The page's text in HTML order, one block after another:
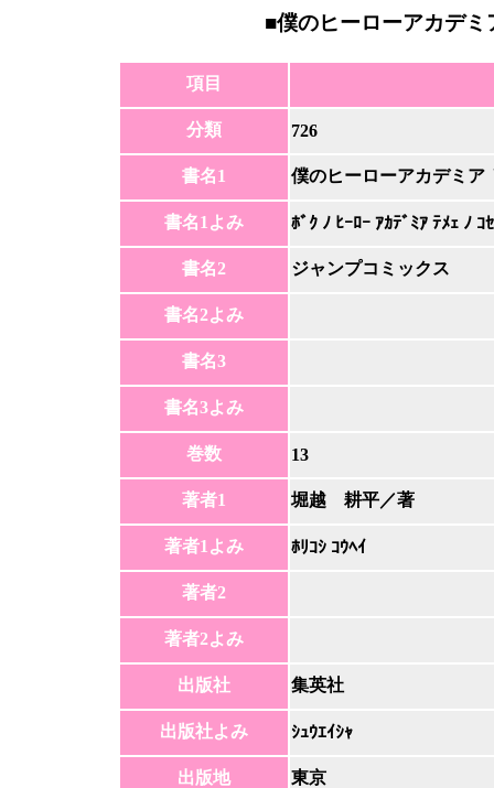
■僕のヒーローアカデ
項目
分類 726
書名1 僕のヒーローアカデミア
書名1よみ ﾎﾞｸ ﾉ ﾋｰﾛｰ ｱｶﾃﾞﾐｱ ﾃﾒｪ ﾉ ｺ
書名2 ジャンプコミックス
書名2よみ
書名3
書名3よみ
巻数 13
著者1 堀越 耕平／著
著者1よみ ﾎﾘｺｼ ｺｳﾍｲ
著者2
著者2よみ
出版社 集英社
出版社よみ ｼｭｳｴｲｼｬ
出版地 東京